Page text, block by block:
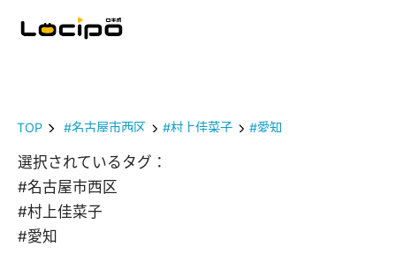
TOP #名古屋市西区 #村上佳菜子 #愛知
選択されているタグ：
#名古屋市西区
#村上佳菜子
#愛知